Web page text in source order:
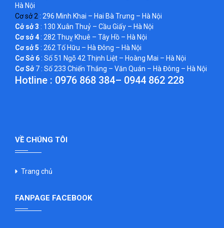
Hà Nội
Cơ sở 2 : 296 Minh Khai – Hai Bà Trưng – Hà Nội
Cở sở 3 : 130 Xuân Thuỷ – Cầu Giấy – Hà Nội
Cơ sở 4: 282 Thuỵ Khuê – Tây Hồ – Hà Nội
Cơ sở 5 : 262 Tố Hữu – Hà Đông – Hà Nội
Cơ Sở 6: Số 51 Ngõ 42 Thịnh Liệt – Hoàng Mai – Hà Nội
Cơ Sở7 : Số 233 Chiến Thắng – Văn Quán – Hà Đông – Hà Nội
Hotline : 0976 868 384– 0944 862 228
VỀ CHÚNG TÔI
Trang chủ
FANPAGE FACEBOOK